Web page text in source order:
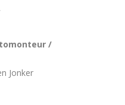
/
Jonker